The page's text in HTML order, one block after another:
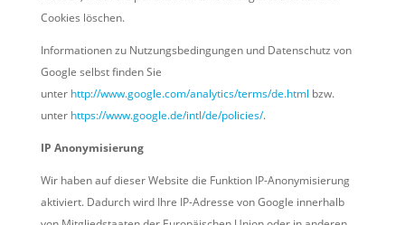
Cookies löschen.
Informationen zu Nutzungsbedingungen und Datenschutz von
Google selbst finden Sie
unter http://www.google.com/analytics/terms/de.html bzw.
unter https://www.google.de/intl/de/policies/.
IP Anonymisierung
Wir haben auf dieser Website die Funktion IP-Anonymisierung
aktiviert. Dadurch wird Ihre IP-Adresse von Google innerhalb